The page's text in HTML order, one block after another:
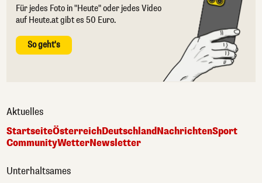
Für jedes Foto in "Heute" oder jedes Video
auf Heute.at gibt es 50 Euro.
So geht's
Aktuelles
StartseiteÖsterreichDeutschlandNachrichtenSport
CommunityWetterNewsletter
Unterhaltsames